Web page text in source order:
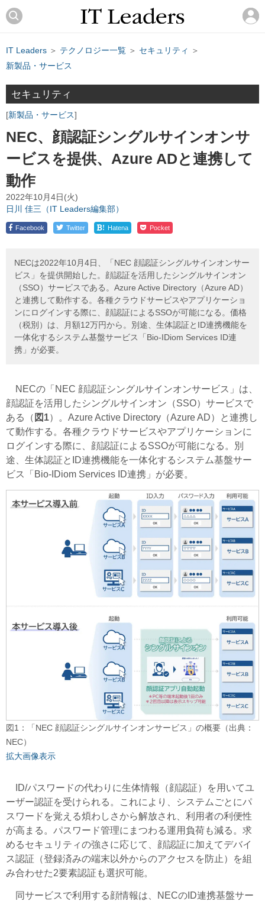
IT Leaders ＞ テクノロジー一覧 ＞ セキュリティ
＞
新製品・サービス
セキュリティ
新製品・サービス
NEC、顔認証シングルサインオンサ
ービスを提供、Azure ADと連携して
動作
2022年10月4日(火)
日川 佳三（IT Leaders編集部）
Facebook Twitter ! Hatena Pocket
NECは2022年10月4日、「NEC 顔認証シングルサインオンサー
ビス」を提供開始した。顔認証を活用したシングルサインオン
（SSO）サービスである。Azure Active Directory（Azure AD）
と連携して動作する。各種クラウドサービスやアプリケーショ
ンにログインする際に、顔認証によるSSOが可能になる。価格
（税別）は、月額12万円から。別途、生体認証とID連携機能を
一体化するシステム基盤サービス「Bio-IDiom Services ID連
携」が必要。
NECの「NEC 顔認証シングルサインオンサービス」は、
顔認証を活用したシングルサインオン（SSO）サービスで
ある（ 図1）。Azure Active Directory（Azure AD）と連携し
て動作する。各種クラウドサービスやアプリケーションに
ログインする際に、顔認証によるSSOが可能になる。別
途、生体認証とID連携機能を一体化するシステム基盤サー
ビス「Bio-IDiom Services ID連携」が必要。
図1：「NEC 顔認証シングルサインオンサービス」の概要（出典：
NEC）
拡大画像表示
ID/パスワードの代わりに生体情報（顔認証）を用いてユ
ーザー認証を受けられる。これにより、システムごとにパ
スワードを覚える煩わしさから解放され、利用者の利便性
が高まる。パスワード管理にまつわる運用負荷も減る。求
めるセキュリティの強さに応じて、顔認証に加えてデバイ
ス認証（登録済みの端末以外からのアクセスを防止）を組
み合わせた2要素認証も選択可能。
同サービスで利用する顔情報は、NECのID連携基盤サー